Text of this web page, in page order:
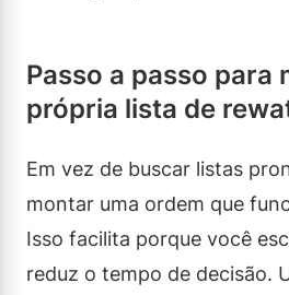
Passo a passo para
própria lista de
Em vez de buscar listas
montar uma ordem que
Isso facilita porque você
reduz o tempo de decisão.